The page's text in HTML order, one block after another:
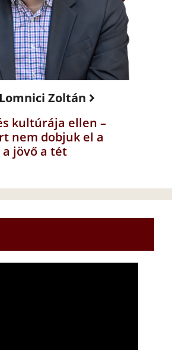
Zoltán
kultúrája ellen –
nem dobjuk el a
jövő a tét